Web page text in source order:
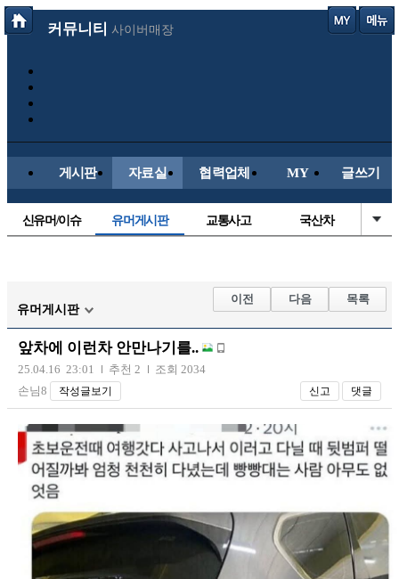
커뮤니티 사이버매장
게시판 자료실 협력업체 MY 글쓰기
신유머/이슈 유머게시판 교통사고 국산차
자유사진 군사/무기
트럭/버스
장착시공사진
유머게시판
이전 다음 목록
앞차에 이런차 안만나기를..
25.04.16 23:01 추천 2
조회 2034
손님8
작성글보기 신고 댓글